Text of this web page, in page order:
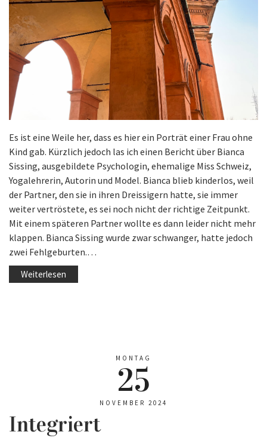
Es ist eine Weile her, dass es hier ein Porträt einer Frau ohne
Kind gab. Kürzlich jedoch las ich einen Bericht über Bianca
Sissing, ausgebildete Psychologin, ehemalige Miss Schweiz,
Yogalehrerin, Autorin und Model. Bianca blieb kinderlos, weil
der Partner, den sie in ihren Dreissigern hatte, sie immer
weiter vertröstete, es sei noch nicht der richtige Zeitpunkt.
Mit einem späteren Partner wollte es dann leider nicht mehr
klappen. Bianca Sissing wurde zwar schwanger, hatte jedoch
zwei Fehlgeburten.…
Weiterlesen
MONTAG
25
NOVEMBER 2024
Integriert